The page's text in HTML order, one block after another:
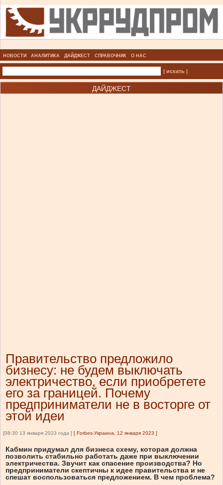
НОВОСТИ АНАЛИТИКА ДАЙДЖЕСТ СПРАВОЧНИК О НАС
| искать |
ДАЙДЖЕСТ
Правительство предложило
бизнесу: не будем выключать
электричество, если приобретете
его за границей. Почему
предприниматели не в восторге от
этой идеи
[08:30 13 января 2023 года ] [ Forbes-Украина, 12 января 2023 ]
Кабмин придумал для бизнеса схему, которая должна
позволить стабильно работать даже при выключении
электричества. Звучит как спасение производства? Но
предприниматели скептичны к идее правительства и не
спешат воспользоваться предложением. В чем проблема?